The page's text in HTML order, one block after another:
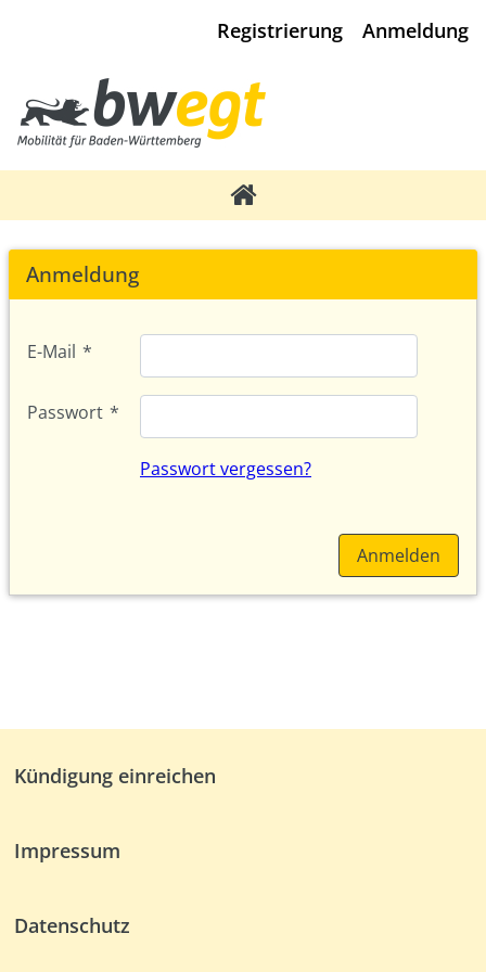
Registrierung Anmeldung
Anmeldung
E-Mail *
Passwort *
Passwort vergessen?
Anmelden
Kündigung einreichen
Impressum
Datenschutz